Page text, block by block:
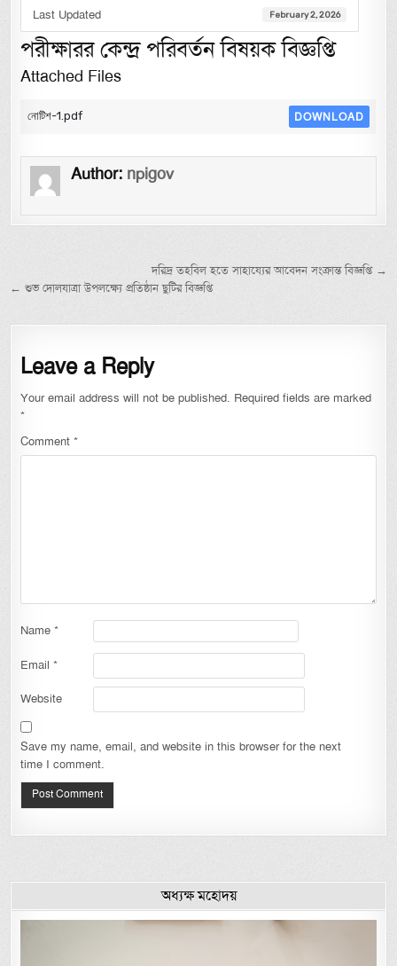
Last Updated February 2, 2026
পরীক্ষারর কেন্দ্র পরিবর্তন বিষয়ক বিজ্ঞপ্তি
Attached Files
নোটিশ-1.pdf DOWNLOAD
Author: npigov
Post navigationদরিদ্র তহবিল হতে সাহায্যের আবেদন সংক্রান্ত বিজ্ঞপ্তি →
← শুভ দোলযাত্রা উপলক্ষ্যে প্রতিষ্ঠান ছুটির বিজ্ঞপ্তি
Leave a Reply
Your email address will not be published. Required fields are marked
*
Comment*
Name*
Email*
Website
Save my name, email, and website in this browser for the next
time I comment.
অধ্যক্ষ মহোদয়